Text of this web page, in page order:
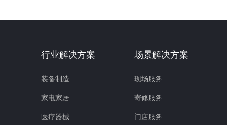
行业解决方案
装备制造
家电家居
医疗器械
场景解决方案
现场服务
寄修服务
门店服务